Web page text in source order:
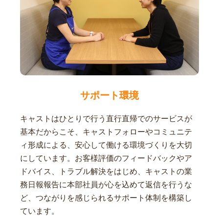
サポート環境
キャストはひとりで行う直行直帰でのサービスが
基本だからこそ、キャストフォローやコミュニテ
ィ形成による、安心して働ける環境づくりを大切
にしています。お客様評価のフィードバックやア
ドバイス、トラブル解決をはじめ、キャストの業
務日報報告に本部社員が心を込めて返信を行うな
ど、つながりを感じられるサポート体制を構築し
ています。